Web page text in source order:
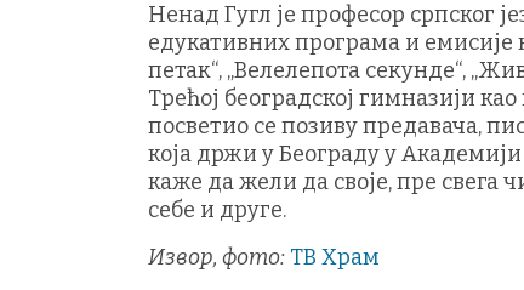
Ненад Гугл је професор српског
едукативних програма и емисије
петак“, „Велелепота секунде“,
Трећој београдској гимназији
посветио се позиву предавача,
која држи у Београду у
каже да жели да своје, пре свега
себе и друге.
Извор, фото: ТВ Храм